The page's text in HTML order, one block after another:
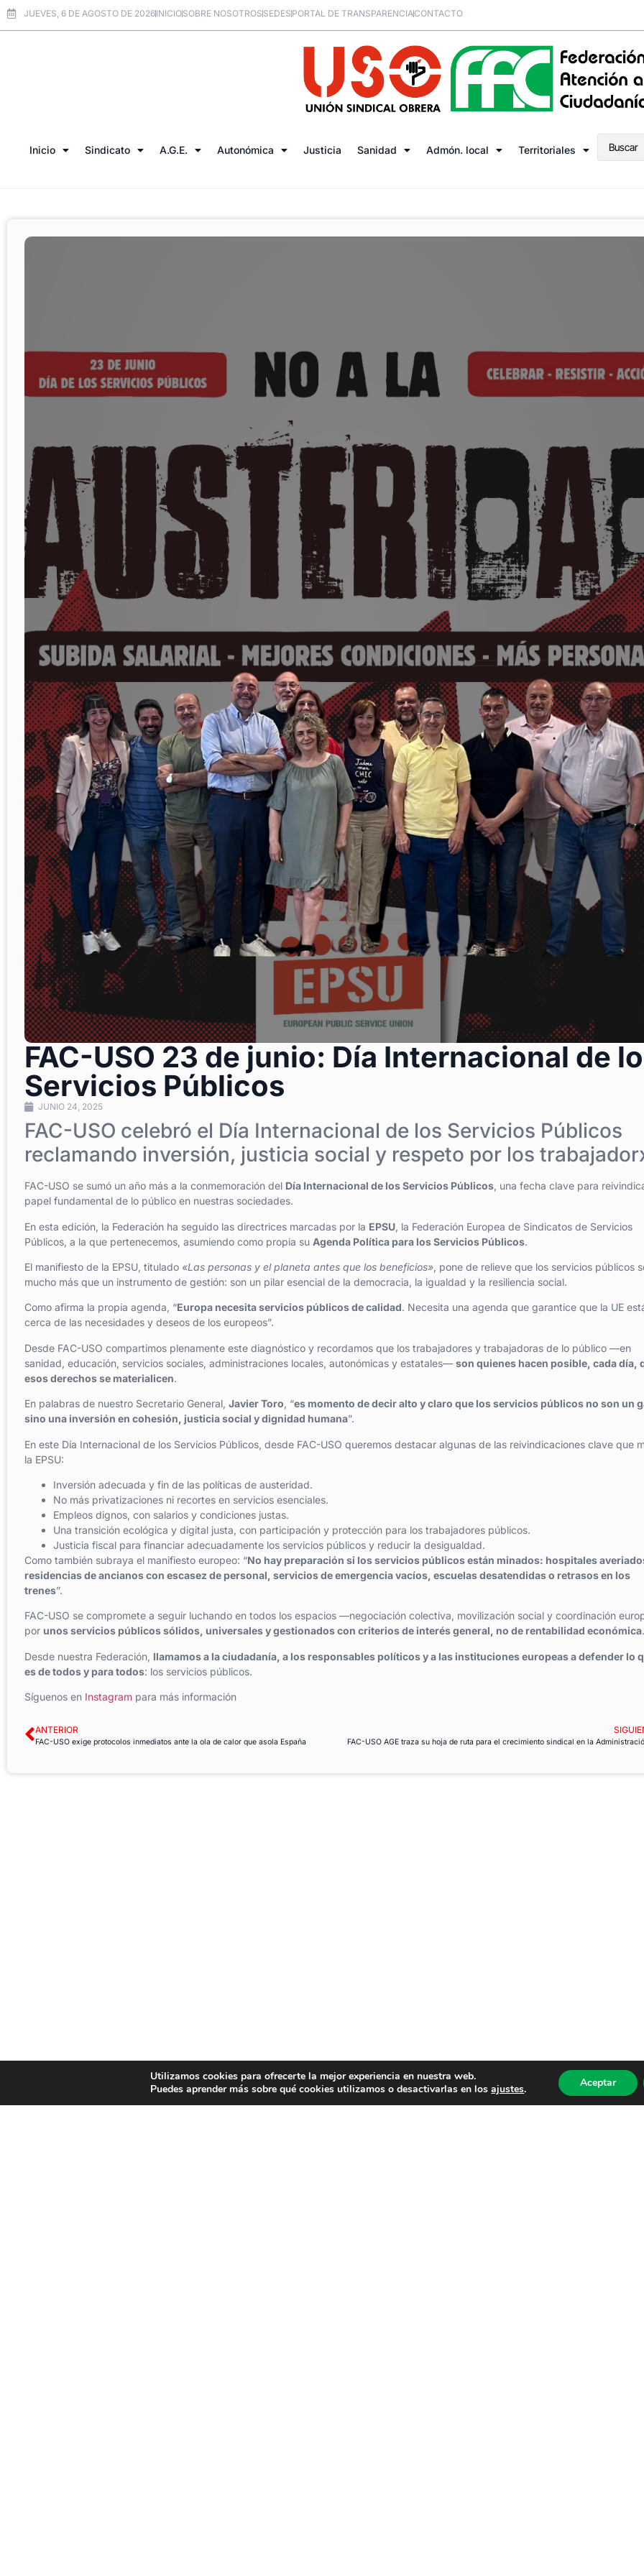
JUEVES, 6 DE AGOSTO DE 2026INICIOSOBRE NOSOTROSSEDESPORTAL DE TRANSPARENCIACONTACTO
Inicio Sindicato A.G.E. Autonómica Justicia Sanidad Admón. local Territoriales
FAC-USO 23 de junio: Día Internacional de
Servicios Públicos
JUNIO 24, 2025
FAC-USO celebró el Día Internacional de los Servicios Públicos
reclamando inversión, justicia social y respeto por los
FAC-USO se sumó un año más a la conmemoración del Día Internacional de los Servicios Públicos, una fecha clave para
papel fundamental de lo público en nuestras sociedades.
En esta edición, la Federación ha seguido las directrices marcadas por la EPSU, la Federación Europea de Sindicatos de Servicios
Públicos, a la que pertenecemos, asumiendo como propia su Agenda Política para los Servicios Públicos.
El manifiesto de la EPSU, titulado «Las personas y el planeta antes que los beneficios», pone de relieve que los servicios públicos
mucho más que un instrumento de gestión: son un pilar esencial de la democracia, la igualdad y la resiliencia social.
Como afirma la propia agenda, “Europa necesita servicios públicos de calidad. Necesita una agenda que garantice que la UE
cerca de las necesidades y deseos de los europeos”.
Desde FAC-USO compartimos plenamente este diagnóstico y recordamos que los trabajadores y trabajadoras de lo público —en
sanidad, educación, servicios sociales, administraciones locales, autonómicas y estatales— son quienes hacen posible, cada día,
esos derechos se materialicen.
En palabras de nuestro Secretario General, Javier Toro, “es momento de decir alto y claro que los servicios públicos no son un
sino una inversión en cohesión, justicia social y dignidad humana”.
En este Día Internacional de los Servicios Públicos, desde FAC-USO queremos destacar algunas de las reivindicaciones clave que
la EPSU:
Inversión adecuada y fin de las políticas de austeridad.
No más privatizaciones ni recortes en servicios esenciales.
Empleos dignos, con salarios y condiciones justas.
Una transición ecológica y digital justa, con participación y protección para los trabajadores públicos.
Justicia fiscal para financiar adecuadamente los servicios públicos y reducir la desigualdad.
Como también subraya el manifiesto europeo: “No hay preparación si los servicios públicos están minados: hospitales
residencias de ancianos con escasez de personal, servicios de emergencia vacíos, escuelas desatendidas o retrasos en los
trenes”.
FAC-USO se compromete a seguir luchando en todos los espacios —negociación colectiva, movilización social y coordinación
por unos servicios públicos sólidos, universales y gestionados con criterios de interés general, no de rentabilidad económica.
Desde nuestra Federación, llamamos a la ciudadanía, a los responsables políticos y a las instituciones europeas a defender lo
es de todos y para todos: los servicios públicos.
Síguenos en Instagram para más información
ANTERIOR
FAC-USO exige protocolos inmediatos ante la ola de calor que asola España
Utilizamos cookies para ofrecerte la mejor experiencia en nuestra web.
Puedes aprender más sobre qué cookies utilizamos o desactivarlas en losajustes. Aceptar